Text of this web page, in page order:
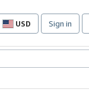
USD
Site
preferences
Sign in